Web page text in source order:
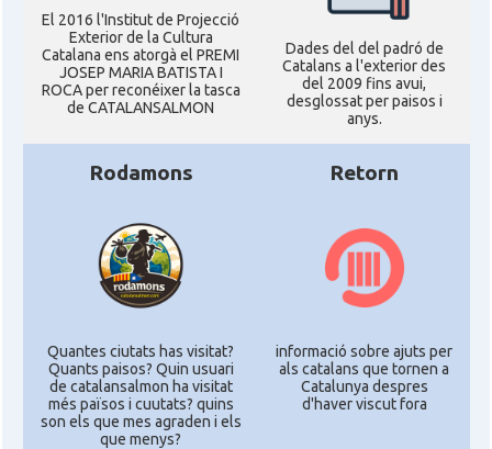
El 2016 l'Institut de Projecció
Exterior de la Cultura
Catalana ens atorgà el PREMI
JOSEP MARIA BATISTA I
ROCA per reconéixer la tasca
de CATALANSALMON
Dades del del padró de
Catalans a l'exterior des
del 2009 fins avui,
desglossat per paisos i
anys.
Rodamons
Quantes ciutats has visitat?
Quants paisos? Quin usuari
de catalansalmon ha visitat
més països i cuutats? quins
son els que mes agraden i els
que menys?
Retorn
informació sobre ajuts per
als catalans que tornen a
Catalunya despres
d'haver viscut fora